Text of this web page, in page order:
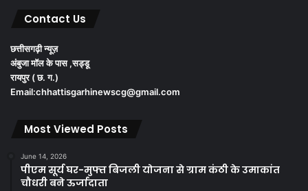
Contact Us
छत्तीसगढ़ी न्यूज़
अंबुजा मॉल के पास ,सड्डू
रायपुर ( छ. ग.)
Email:chhattisgarhinewscg@gmail.com
Most Viewed Posts
June 14, 2026
पीएम सूर्य घर-मुफ्त बिजली योजना से ग्राम कंठी के उमाकांत
चौधरी बने ऊर्जादाता